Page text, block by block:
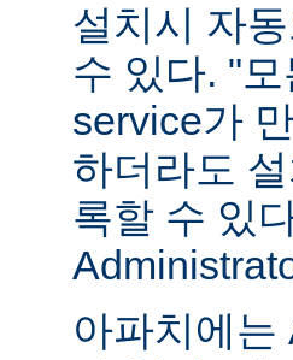
설치시 자
수 있다. "
service가
하더라도
록할 수 있
아파치에는